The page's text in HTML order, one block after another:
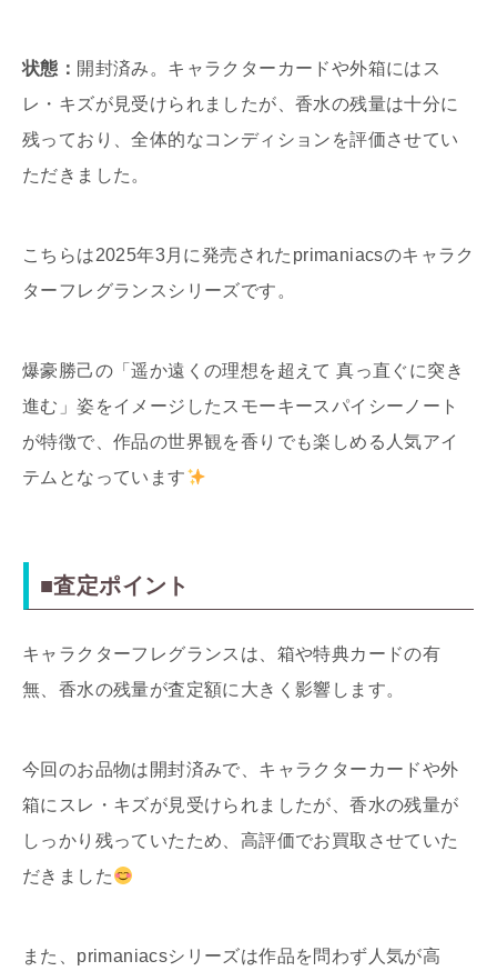
状態： 開封済み。キャラクターカードや外箱にはス
レ・キズが見受けられましたが、香水の残量は十分に
残っており、全体的なコンディションを評価させてい
ただきました。
こちらは2025年3月に発売されたprimaniacsのキャラク
ターフレグランスシリーズです。
爆豪勝己の「遥か遠くの理想を超えて 真っ直ぐに突き
進む」姿をイメージしたスモーキースパイシーノート
が特徴で、作品の世界観を香りでも楽しめる人気アイ
テムとなっています
■査定ポイント
キャラクターフレグランスは、箱や特典カードの有
無、香水の残量が査定額に大きく影響します。
今回のお品物は開封済みで、キャラクターカードや外
箱にスレ・キズが見受けられましたが、香水の残量が
しっかり残っていたため、高評価でお買取させていた
だきました
また、primaniacsシリーズは作品を問わず人気が高